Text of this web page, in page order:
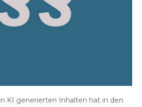
KI generierten Inhalten hat in den